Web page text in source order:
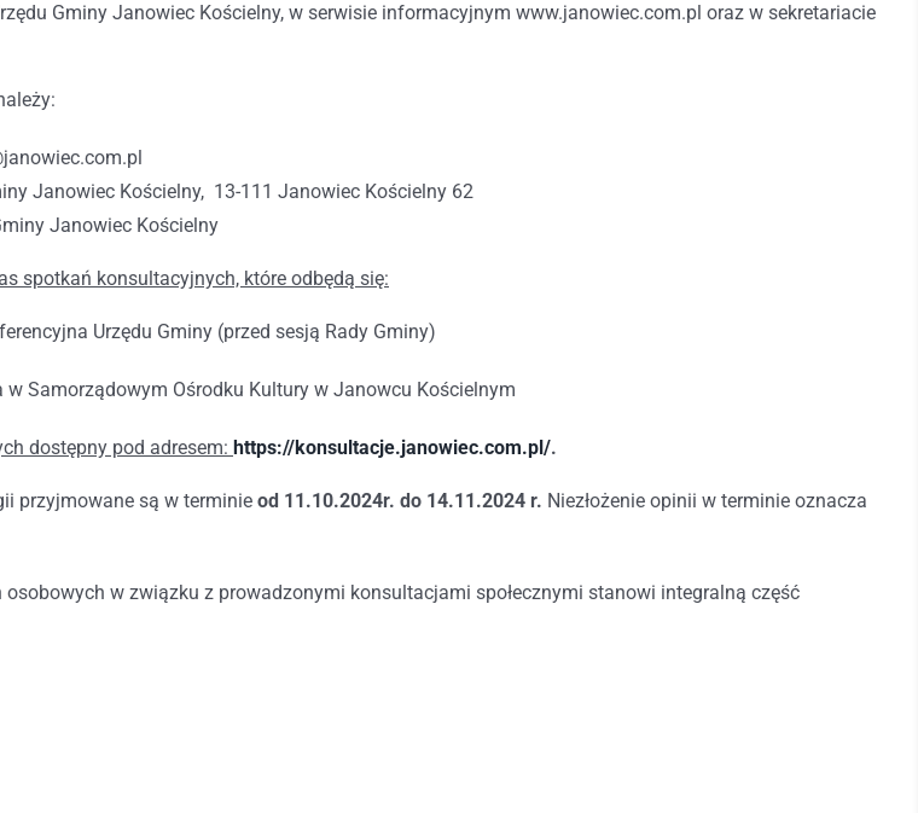
Gminy Janowiec Kościelny, w serwisie informacyjnym www.janowiec.com.pl oraz w sekretariacie
Janowiec Kościelny, 13-111 Janowiec Kościelny 62
Janowiec Kościelny
spotkań konsultacyjnych, które odbędą się:
Urzędu Gminy (przed sesją Rady Gminy)
Samorządowym Ośrodku Kultury w Janowcu Kościelnym
dostępny pod adresem: https://konsultacje.janowiec.com.pl/.
przyjmowane są w terminie od 11.10.2024r. do 14.11.2024 r. Niezłożenie opinii w terminie oznacza
w związku z prowadzonymi konsultacjami społecznymi stanowi integralną część